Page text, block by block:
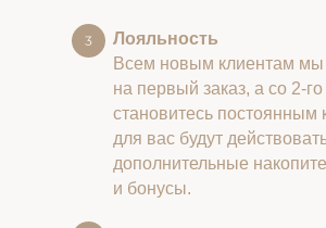
Лояльность
Всем новым клиентам мы
на первый заказ, а со 2-
становитесь постоянным
для вас будут
дополнительные
и бонусы.